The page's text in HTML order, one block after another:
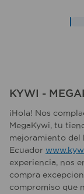
KYWI -
¡Hola! Nos
MegaKywi, tu
mejoramiento del
Ecuador
experiencia, nos
compra
compromiso que